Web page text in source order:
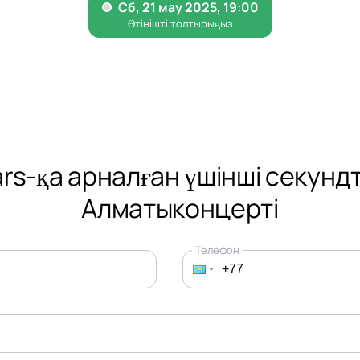
қа арналған үшінші
Алматыконцерті
Телефон